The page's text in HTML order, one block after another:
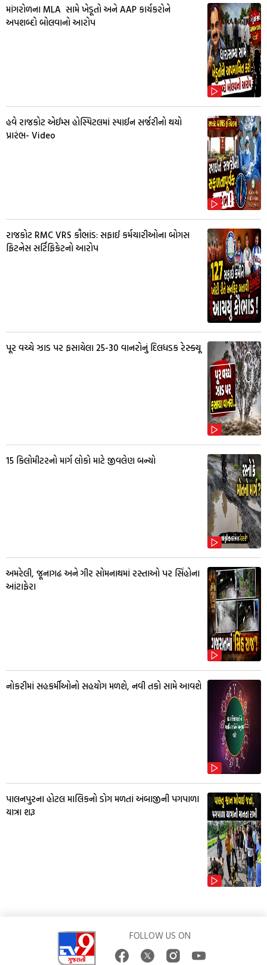
માંગરોળના MLA સામે ખેડૂતો અને AAP કાર્યકરોને
અપશબ્દો બોલવાનો આરોપ
હવે રાજકોટ એઈમ્સ હોસ્પિટલમાં સ્પાઈન સર્જરીનો થયો
પ્રારંભ- Video
રાજકોટ RMC VRS કૌભાંડ: સફાઈ કર્મચારીઓના બોગસ
ફિટનેસ સર્ટિફિકેટનો આરોપ
પૂર વચ્ચે ઝાડ પર ફસાયેલા 25-30 વાનરોનું દિલધડક રેસ્ક્યૂ
15 કિલોમીટરનો માર્ગ લોકો માટે જીવલેણ બન્યો
અમરેલી, જૂનાગઢ અને ગીર સોમનાથમાં રસ્તાઓ પર સિંહોના
આંટાફેરા
નોકરીમાં સહકર્મીઓનો સહયોગ મળશે, નવી તકો સામે આવશે
પાલનપુરના હોટલ માલિકનો ડોગ મળતાં અંબાજીની પગપાળા
યાત્રા શરૂ
FOLLOW US ON